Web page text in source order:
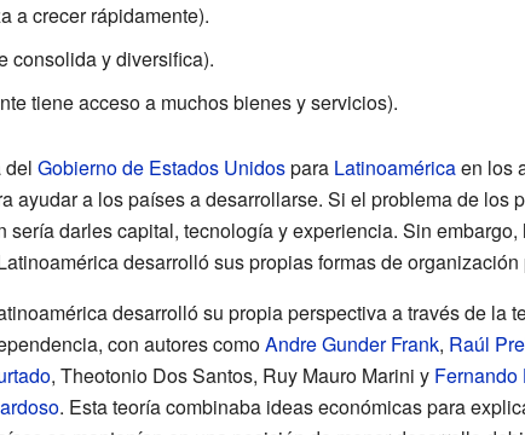
a crecer rápidamente).
consolida y diversifica).
tiene acceso a muchos bienes y servicios).
del Gobierno de Estados Unidospara Latinoaméricaen los
ayudar a los países a desarrollarse. Si el problema de los
darles capital, tecnología y experiencia. Sin
desarrolló sus propias formas de organización
desarrolló su propia perspectiva a través de la
con autores comoAndre Gunder Frank, Raúl
, Theotonio Dos Santos, Ruy Mauro Marini y Fernando
. Esta teoría combinaba ideas económicas para